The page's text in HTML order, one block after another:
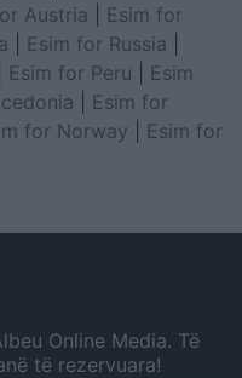
Austria
Esim for
Esim for Russia
Esim for Peru
Esim
Esim for
for Norway
Esim for
Online Media. Të
të rezervuara!